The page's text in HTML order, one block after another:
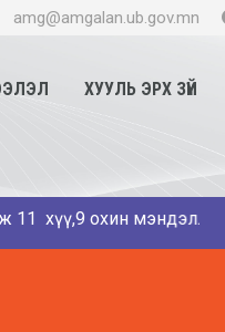
amg@amgalan.ub.gov.mn
ХУУЛЬ ЭРХ ЗҮЙ
охин мэндэллээ.